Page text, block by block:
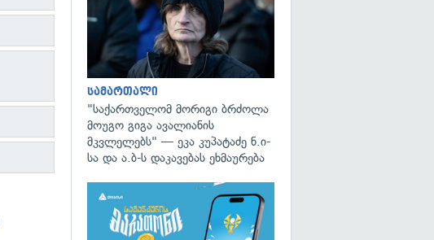
სამართალი
"საქართველომ მორიგი ბრძოლა
მოუგო გიგა ავალიანის
მკვლელებს" — ეკა კუპატაძე ნ.ი-
სა და ა.ბ-ს დაკავებას ეხმაურება